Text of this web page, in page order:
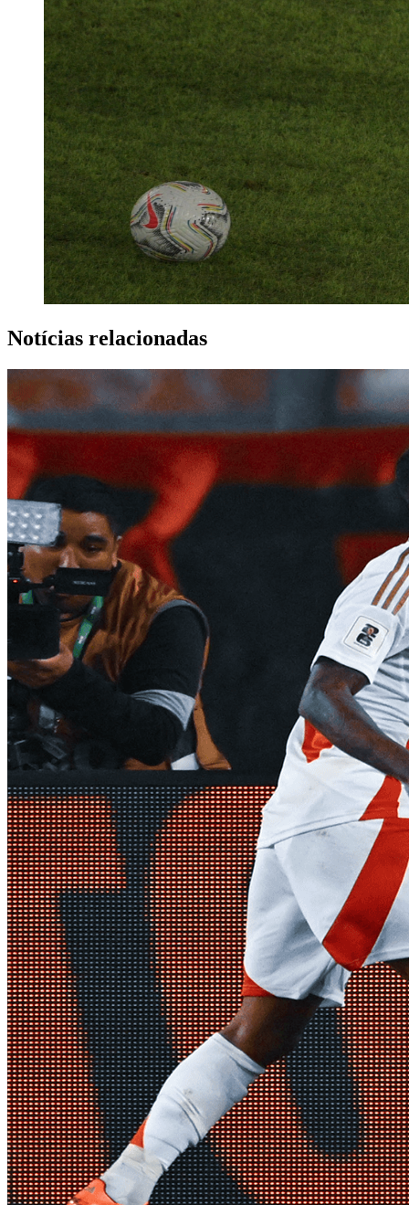
Notícias relacionadas